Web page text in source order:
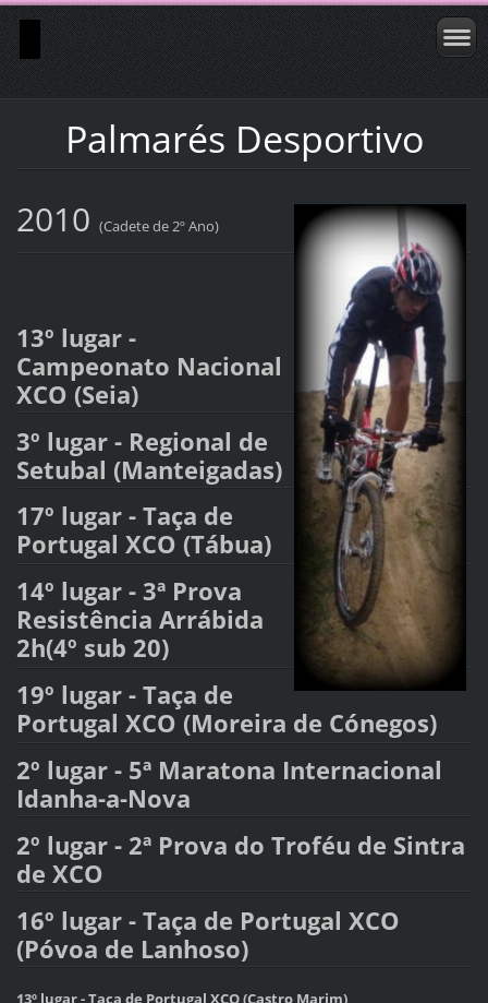
Palmarés Desportivo
2010 (Cadete de 2º Ano)
13º lugar -
Campeonato Nacional
XCO (Seia)
3º lugar - Regional de
Setubal (Manteigadas)
17º lugar - Taça de
Portugal XCO (Tábua)
14º lugar - 3ª Prova
Resistência Arrábida
2h(4º sub 20)
19º lugar - Taça de
Portugal XCO (Moreira de Cónegos)
2º lugar - 5ª Maratona Internacional
Idanha-a-Nova
2º lugar - 2ª Prova do Troféu de Sintra
de XCO
16º lugar - Taça de Portugal XCO
(Póvoa de Lanhoso)